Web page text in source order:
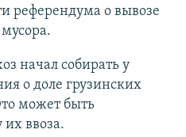
референдума о вывозе
начал собирать у
о доле грузинских
может быть
их ввоза.